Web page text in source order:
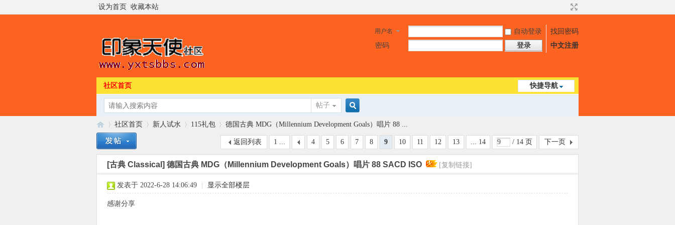
设为首页 收藏本站
用户名 自动登录
找回密码
密码
登录 中文注册
快捷导航
社区首页
帖子
搜
索
»
社区首页
›
新人试水
›
115礼包
›
德国古典 MDG（Millennium Development Goals）唱片 88 ...
1 ... 4 5 6 7 8 9 10 11 12 13 ... 14 / 14 页 下一页
返回列表
[古典 Classical] 德国古典 MDG（Millennium Development Goals）唱片 88 SACD ISO [复制链接]
发表于 2022-6-28 14:06:49 显示全部楼层
感谢分享